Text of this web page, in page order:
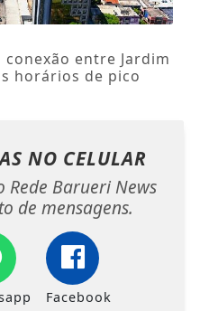
entre Jardim
horários de pico
NO CELULAR
Rede Barueri News
de mensagens.
Facebook